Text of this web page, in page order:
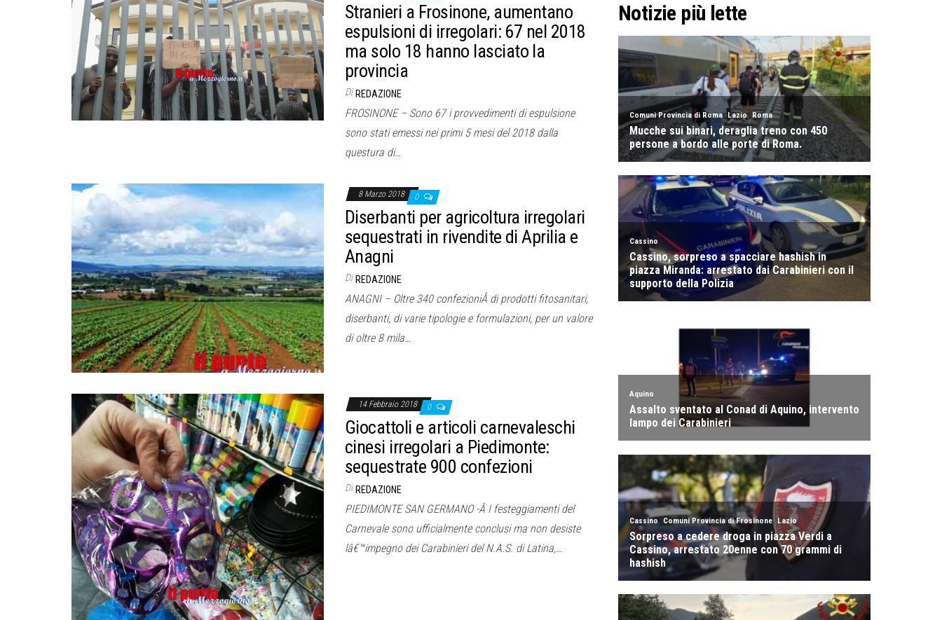
Stranieri a Frosinone, aumentano
espulsioni di irregolari: 67 nel 2018
ma solo 18 hanno lasciato la
provincia
Di REDAZIONE
FROSINONE – Sono 67 i provvedimenti di espulsione
sono stati emessi nei primi 5 mesi del 2018 dalla
questura di…
8 Marzo 2018 0
Diserbanti per agricoltura irregolari
sequestrati in rivendite di Aprilia e
Anagni
Di REDAZIONE
ANAGNI – Oltre 340 confezioniÂ di prodotti fitosanitari,
diserbanti, di varie tipologie e formulazioni, per un valore
di oltre 8 mila…
14 Febbraio 2018 0
Giocattoli e articoli carnevaleschi
cinesi irregolari a Piedimonte:
sequestrate 900 confezioni
Di REDAZIONE
PIEDIMONTE SAN GERMANO -Â I festeggiamenti del
Carnevale sono ufficialmente conclusi ma non desiste
lâ€™impegno dei Carabinieri del N.A.S. di Latina,…
Notizie più lette